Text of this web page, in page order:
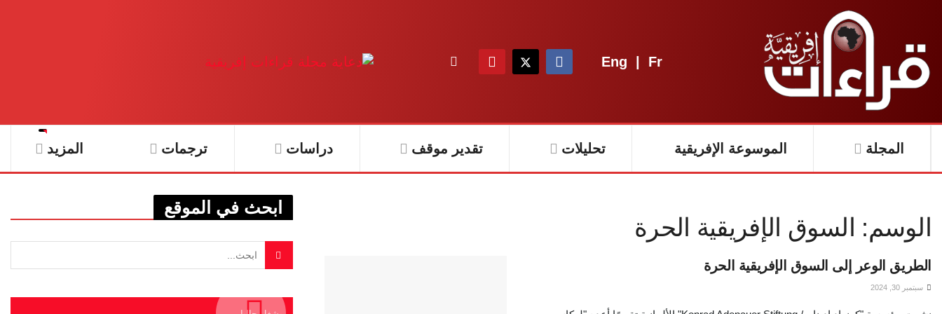
Eng | Fr
المجلة الموسوعة الإفريقية تحليلات تقدير موقف دراسات ترجمات المزيد
الوسم: السوق الإفريقية الحرة
الطريق الوعر إلى السوق الإفريقية الحرة
سبتمبر 30, 2024
ابحث في الموقع